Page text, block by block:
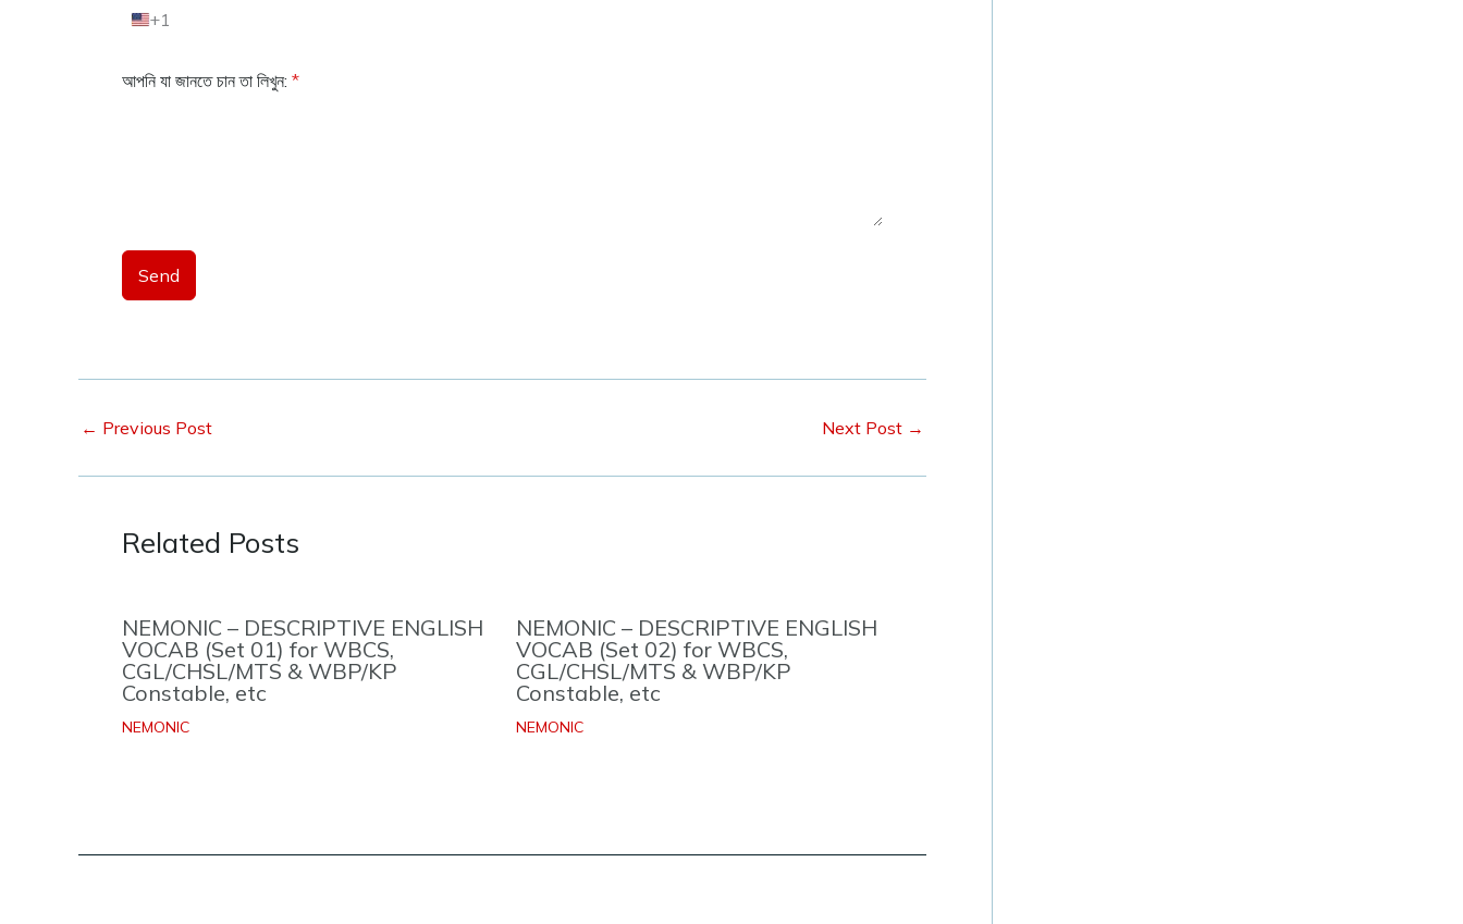
U
t
+
1
+1
আপনি যা জানতে চান তা লিখুন: *
Send
← Previous Post Next Post →
Related Posts
NEMONIC – DESCRIPTIVE ENGLISH
VOCAB (Set 01) for WBCS,
CGL/CHSL/MTS & WBP/KP
Constable, etc
NEMONIC
NEMONIC – DESCRIPTIVE ENGLISH
VOCAB (Set 02) for WBCS,
CGL/CHSL/MTS & WBP/KP
Constable, etc
NEMONIC